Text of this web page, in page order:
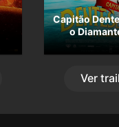
Capitão
o
Ver